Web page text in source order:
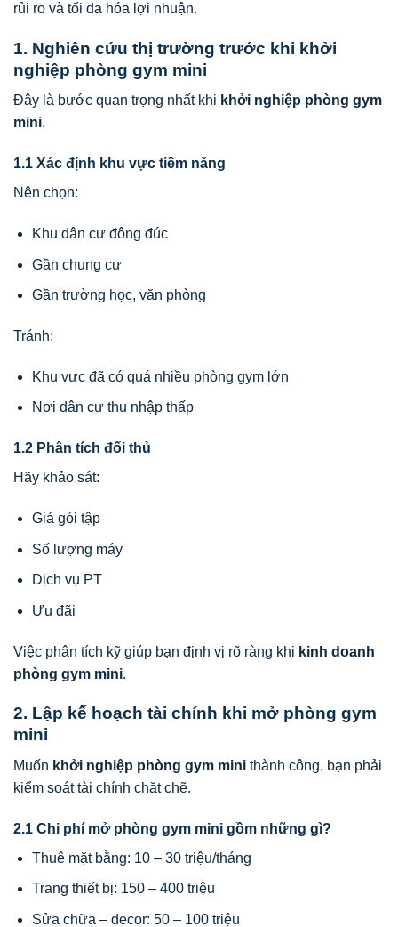
rủi ro và tối đa hóa lợi nhuận.
1. Nghiên cứu thị trường trước khi khởi
nghiệp phòng gym mini
Đây là bước quan trọng nhất khi khởi nghiệp phòng gym
mini.
1.1 Xác định khu vực tiềm năng
Nên chọn:
Khu dân cư đông đúc
Gần chung cư
Gần trường học, văn phòng
Tránh:
Khu vực đã có quá nhiều phòng gym lớn
Nơi dân cư thu nhập thấp
1.2 Phân tích đối thủ
Hãy khảo sát:
Giá gói tập
Số lượng máy
Dịch vụ PT
Ưu đãi
Việc phân tích kỹ giúp bạn định vị rõ ràng khi kinh doanh
phòng gym mini.
2. Lập kế hoạch tài chính khi mở phòng gym
mini
Muốn khởi nghiệp phòng gym mini thành công, bạn phải
kiểm soát tài chính chặt chẽ.
2.1 Chi phí mở phòng gym mini gồm những gì?
Thuê mặt bằng: 10 – 30 triệu/tháng
Trang thiết bị: 150 – 400 triệu
Sửa chữa – decor: 50 – 100 triệu